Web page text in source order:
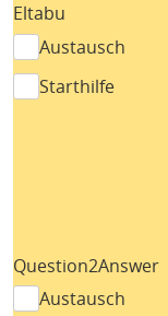
Eltabu
Austausch
Starthilfe
Question2Answer
Austausch